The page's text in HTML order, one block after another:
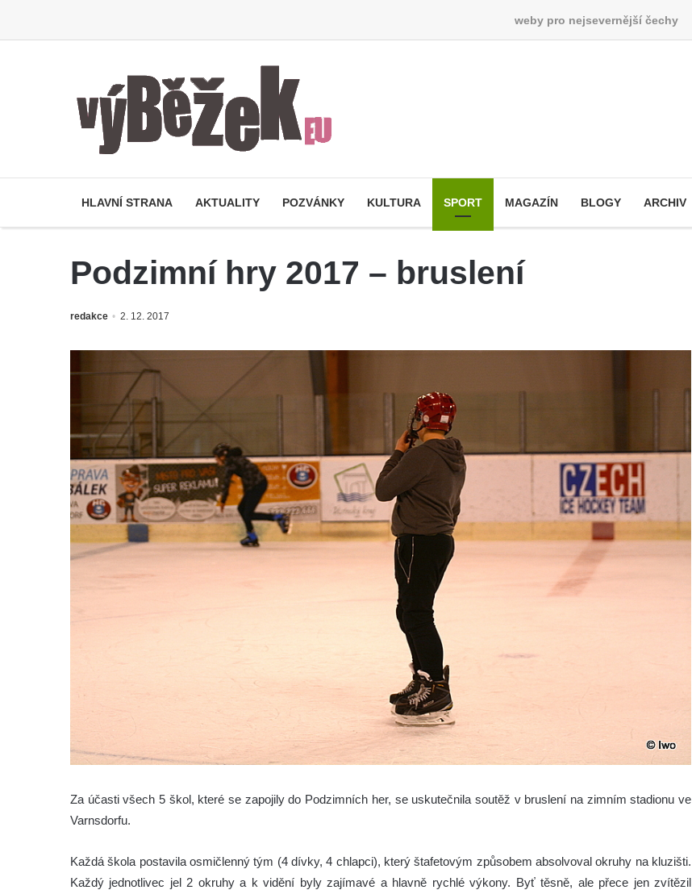
weby pro nejsevernější čechy
HLAVNÍ STRANA AKTUALITY POZVÁNKY KULTURA SPORT MAGAZÍN BLOGY ARCHIV
Podzimní hry 2017 – bruslení
redakce 2. 12. 2017
Za účasti všech 5 škol, které se zapojily do Podzimních her, se uskutečnila soutěž v bruslení na zimním stadionu ve
Varnsdorfu.
Každá škola postavila osmičlenný tým (4 dívky, 4 chlapci), který štafetovým způsobem absolvoval okruhy na kluzišti.
Každý jednotlivec jel 2 okruhy a k vidění byly zajímavé a hlavně rychlé výkony. Byť těsně, ale přece jen zvítězil